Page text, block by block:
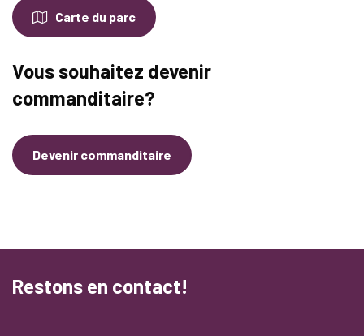
Carte du parc
Vous souhaitez devenir
commanditaire?
Devenir commanditaire
Restons en contact!